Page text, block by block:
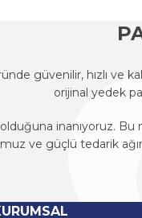
güvenilir, hızlı
orijinal yedek
inanıyoruz.
ve güçlü tedarik
güvenilir, hızlı